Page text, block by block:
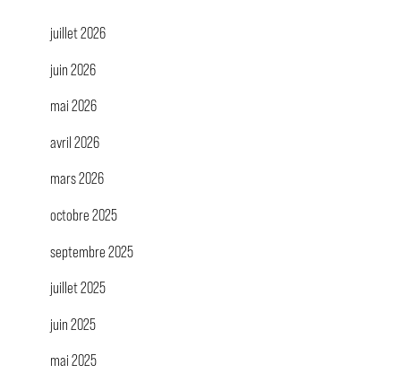
juillet 2026
juin 2026
mai 2026
avril 2026
mars 2026
octobre 2025
septembre 2025
juillet 2025
juin 2025
mai 2025